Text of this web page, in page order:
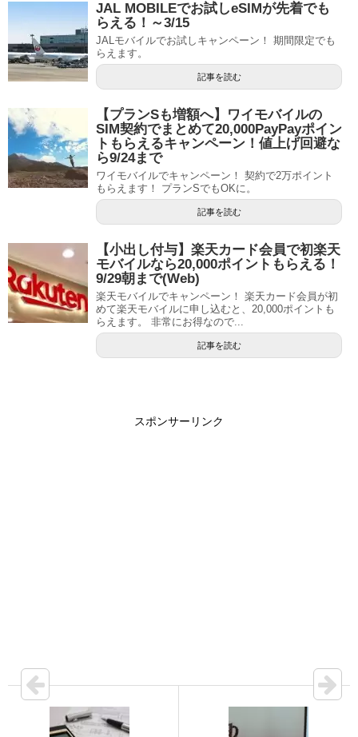
JAL MOBILEでお試しeSIMが先着でも
らえる！～3/15
JALモバイルでお試しキャンペーン！ 期間限定でも
らえます。
記事を読む
【プランSも増額へ】ワイモバイルの
SIM契約でまとめて20,000PayPayポイン
トもらえるキャンペーン！値上げ回避な
ら9/24まで
ワイモバイルでキャンペーン！ 契約で2万ポイント
もらえます！ プランSでもOKに。
記事を読む
【小出し付与】楽天カード会員で初楽天
モバイルなら20,000ポイントもらえる！
9/29朝まで(Web)
楽天モバイルでキャンペーン！ 楽天カード会員が初
めて楽天モバイルに申し込むと、20,000ポイントも
らえます。 非常にお得なので...
記事を読む
スポンサーリンク